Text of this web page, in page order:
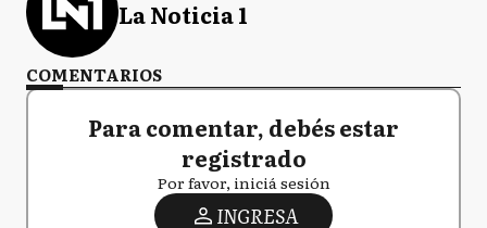
La Noticia 1
COMENTARIOS
Para comentar, debés estar
registrado
Por favor, iniciá sesión
INGRESA